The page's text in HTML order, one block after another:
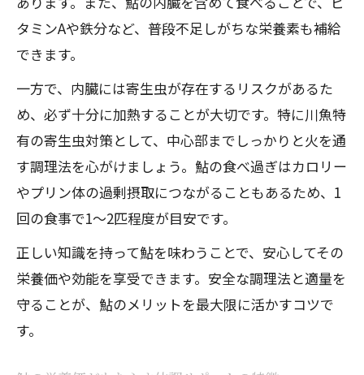
タミンAや鉄分など、普段不足しがちな栄養素も補給
できます。
一方で、内臓には寄生虫が存在するリスクがあるた
め、必ず十分に加熱することが大切です。特に川魚特
有の寄生虫対策として、中心部までしっかりと火を通
す調理法を心がけましょう。鮎の食べ過ぎはカロリー
やプリン体の過剰摂取につながることもあるため、1
回の食事で1～2匹程度が目安です。
正しい知識を持って鮎を味わうことで、安心してその
栄養価や効能を享受できます。安全な調理法と適量を
守ることが、鮎のメリットを最大限に活かすコツで
す。